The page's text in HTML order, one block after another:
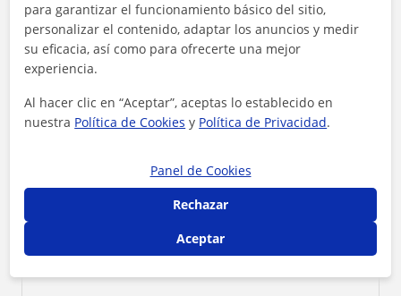
Tarifa 15€/h
para garantizar el funcionamiento básico del sitio,
personalizar el contenido, adaptar los anuncios y medir
su eficacia, así como para ofrecerte una mejor
experiencia.
Al hacer clic en “Aceptar”, aceptas lo establecido en
nuestra Política de Cookies y Política de Privacidad.
Panel de Cookies
Rechazar
Aceptar